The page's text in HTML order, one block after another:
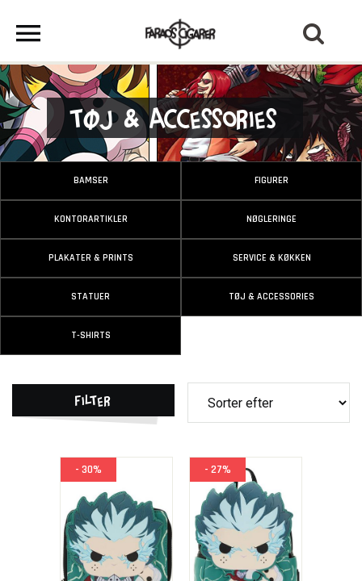
Tøj & Accessories
BAMSER FIGURER
KONTORARTIKLER NØGLERINGE
PLAKATER & PRINTS SERVICE & KØKKEN
STATUER TØJ & ACCESSORIES
T-SHIRTS
Filter
- 30% - 27%